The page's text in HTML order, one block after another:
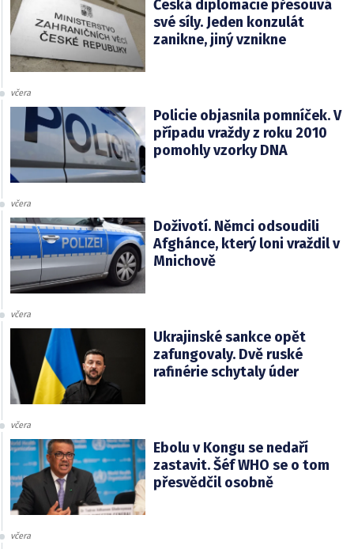
Česká diplomacie přesouvá
své síly. Jeden konzulát
zanikne, jiný vznikne
včera
Policie objasnila pomníček. V
případu vraždy z roku 2010
pomohly vzorky DNA
včera
Doživotí. Němci odsoudili
Afghánce, který loni vraždil v
Mnichově
včera
Ukrajinské sankce opět
zafungovaly. Dvě ruské
rafinérie schytaly úder
včera
Ebolu v Kongu se nedaří
zastavit. Šéf WHO se o tom
přesvědčil osobně
včera